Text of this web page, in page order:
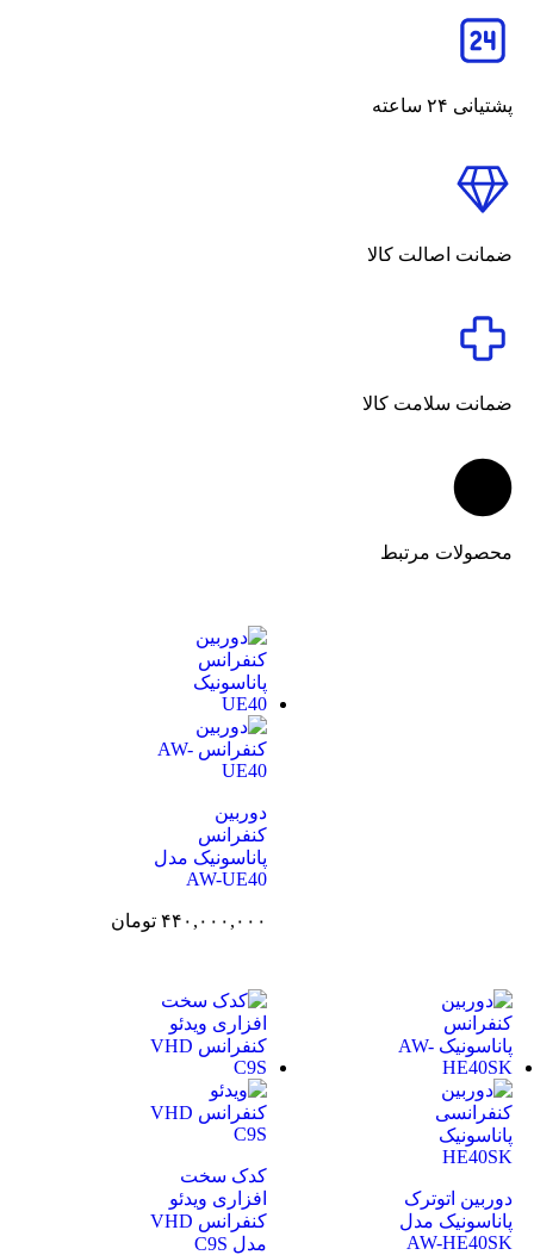
پشتیانی ۲۴ ساعته
ضمانت اصالت کالا
ضمانت سلامت کالا
محصولات مرتبط
دوربین
کنفرانس
پاناسونیک مدل
AW-UE40
۴۴۰,۰۰۰,۰۰۰ تومان
دوربین اتوترک
پاناسونیک مدل
AW-HE40SK
کدک سخت
افزاری ویدئو
کنفرانس VHD
مدل C9S